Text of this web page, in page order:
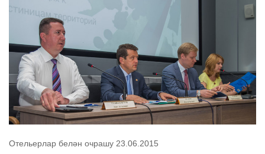
Отельерлар белән очрашу 23.06.2015